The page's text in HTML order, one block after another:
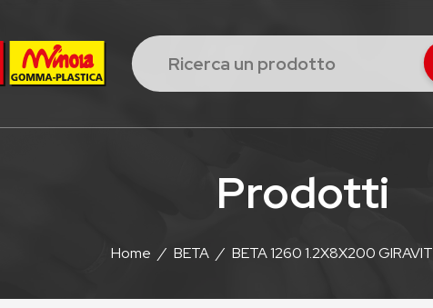
Prodotti
Home / BETA / BETA 1260 1.2X8X200